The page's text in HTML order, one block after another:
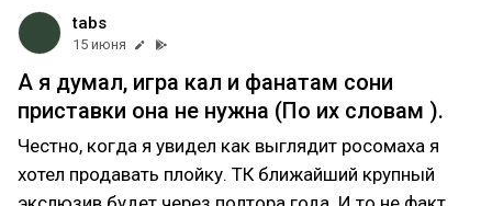
tabs
15 июня
А я думал, игра кал и фанатам сони
приставки она не нужна (По их словам ).
Честно, когда я увидел как выглядит росомаха я
хотел продавать плойку. ТК ближайший крупный